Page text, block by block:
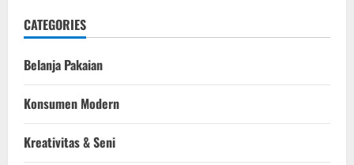
CATEGORIES
Belanja Pakaian
Konsumen Modern
Kreativitas & Seni